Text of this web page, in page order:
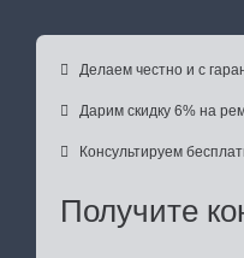
 Делаем честно и с
 Дарим скидку 6% на
 Консультируем
Получите